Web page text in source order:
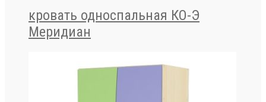
кровать односпальная КО-Э
Меридиан